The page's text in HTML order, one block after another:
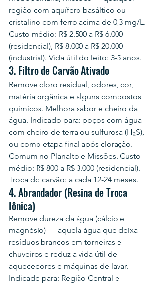
região com aquífero basáltico ou
cristalino com ferro acima de 0,3 mg/L.
Custo médio: R$ 2.500 a R$ 6.000
(residencial), R$ 8.000 a R$ 20.000
(industrial). Vida útil do leito: 3-5 anos.
3. Filtro de Carvão Ativado
Remove cloro residual, odores, cor,
matéria orgânica e alguns compostos
químicos. Melhora sabor e cheiro da
água. Indicado para: poços com água
com cheiro de terra ou sulfurosa (H₂S),
ou como etapa final após cloração.
Comum no Planalto e Missões. Custo
médio: R$ 800 a R$ 3.000 (residencial).
Troca do carvão: a cada 12-24 meses.
4. Abrandador (Resina de Troca
Iônica)
Remove dureza da água (cálcio e
magnésio) — aquela água que deixa
resíduos brancos em torneiras e
chuveiros e reduz a vida útil de
aquecedores e máquinas de lavar.
Indicado para: Região Central e